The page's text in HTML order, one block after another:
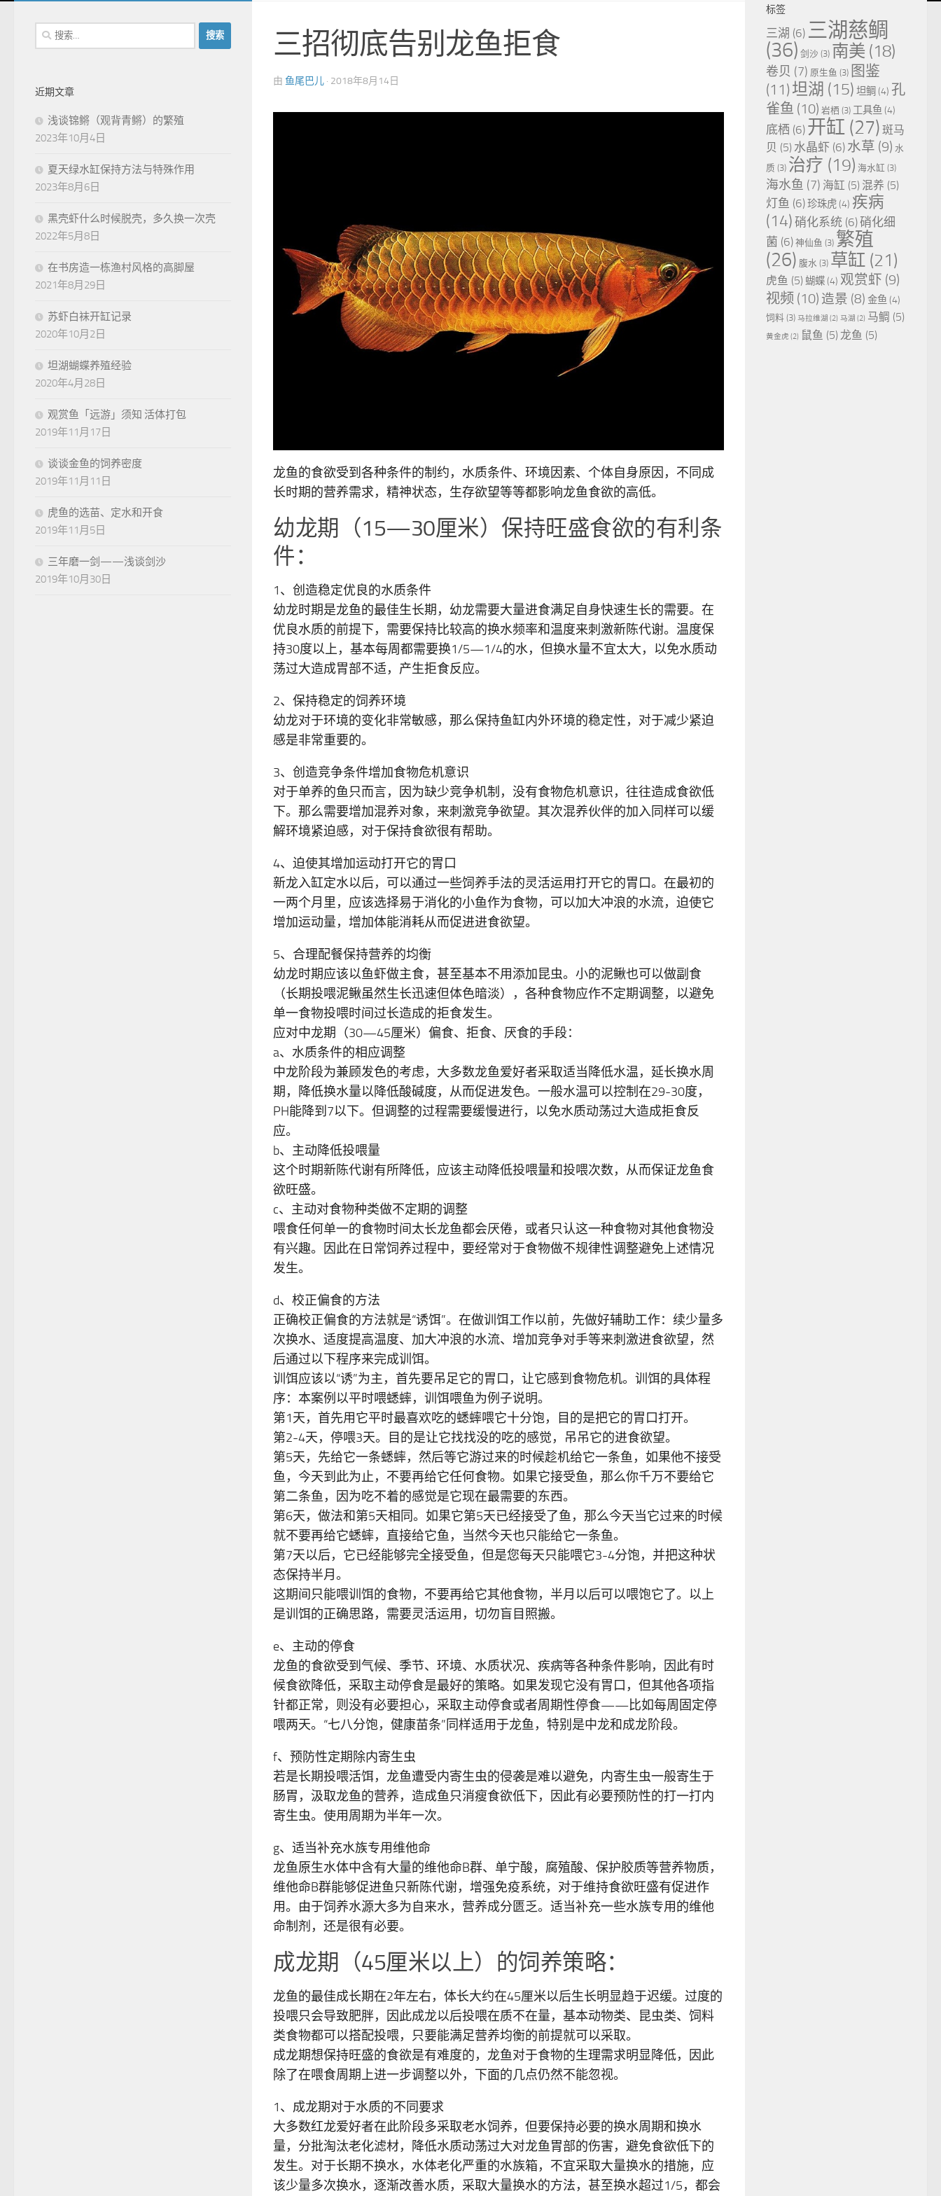
三招彻底告别龙鱼拒食
由 鱼尾巴儿 · 2018年8月14日
龙鱼的食欲受到各种条件的制约，水质条件、环境因素、个体自身原因，不同成
长时期的营养需求，精神状态，生存欲望等等都影响龙鱼食欲的高低。
幼龙期（15—30厘米）保持旺盛食欲的有利条
件：
1、创造稳定优良的水质条件
幼龙时期是龙鱼的最佳生长期，幼龙需要大量进食满足自身快速生长的需要。在
优良水质的前提下，需要保持比较高的换水频率和温度来刺激新陈代谢。温度保
持30度以上，基本每周都需要换1/5—1/4的水，但换水量不宜太大，以免水质动
荡过大造成胃部不适，产生拒食反应。
2、保持稳定的饲养环境
幼龙对于环境的变化非常敏感，那么保持鱼缸内外环境的稳定性，对于减少紧迫
感是非常重要的。
3、创造竞争条件增加食物危机意识
对于单养的鱼只而言，因为缺少竞争机制，没有食物危机意识，往往造成食欲低
下。那么需要增加混养对象，来刺激竞争欲望。其次混养伙伴的加入同样可以缓
解环境紧迫感，对于保持食欲很有帮助。
4、迫使其增加运动打开它的胃口
新龙入缸定水以后，可以通过一些饲养手法的灵活运用打开它的胃口。在最初的
一两个月里，应该选择易于消化的小鱼作为食物，可以加大冲浪的水流，迫使它
增加运动量，增加体能消耗从而促进进食欲望。
5、合理配餐保持营养的均衡
幼龙时期应该以鱼虾做主食，甚至基本不用添加昆虫。小的泥鳅也可以做副食
（长期投喂泥鳅虽然生长迅速但体色暗淡），各种食物应作不定期调整，以避免
单一食物投喂时间过长造成的拒食发生。
应对中龙期（30—45厘米）偏食、拒食、厌食的手段：
a、水质条件的相应调整
中龙阶段为兼顾发色的考虑，大多数龙鱼爱好者采取适当降低水温，延长换水周
期，降低换水量以降低酸碱度，从而促进发色。一般水温可以控制在29-30度，
PH能降到7以下。但调整的过程需要缓慢进行，以免水质动荡过大造成拒食反
应。
b、主动降低投喂量
这个时期新陈代谢有所降低，应该主动降低投喂量和投喂次数，从而保证龙鱼食
欲旺盛。
c、主动对食物种类做不定期的调整
喂食任何单一的食物时间太长龙鱼都会厌倦，或者只认这一种食物对其他食物没
有兴趣。因此在日常饲养过程中，要经常对于食物做不规律性调整避免上述情况
发生。
d、校正偏食的方法
正确校正偏食的方法就是“诱饵”。在做训饵工作以前，先做好辅助工作：续少量多
次换水、适度提高温度、加大冲浪的水流、增加竞争对手等来刺激进食欲望，然
后通过以下程序来完成训饵。
训饵应该以“诱”为主，首先要吊足它的胃口，让它感到食物危机。训饵的具体程
序：本案例以平时喂蟋蟀，训饵喂鱼为例子说明。
第1天，首先用它平时最喜欢吃的蟋蟀喂它十分饱，目的是把它的胃口打开。
第2-4天，停喂3天。目的是让它找找没的吃的感觉，吊吊它的进食欲望。
第5天，先给它一条蟋蟀，然后等它游过来的时候趁机给它一条鱼，如果他不接受
鱼，今天到此为止，不要再给它任何食物。如果它接受鱼，那么你千万不要给它
第二条鱼，因为吃不着的感觉是它现在最需要的东西。
第6天，做法和第5天相同。如果它第5天已经接受了鱼，那么今天当它过来的时候
就不要再给它蟋蟀，直接给它鱼，当然今天也只能给它一条鱼。
第7天以后，它已经能够完全接受鱼，但是您每天只能喂它3-4分饱，并把这种状
态保持半月。
这期间只能喂训饵的食物，不要再给它其他食物，半月以后可以喂饱它了。以上
是训饵的正确思路，需要灵活运用，切勿盲目照搬。
e、主动的停食
龙鱼的食欲受到气候、季节、环境、水质状况、疾病等各种条件影响，因此有时
候食欲降低，采取主动停食是最好的策略。如果发现它没有胃口，但其他各项指
针都正常，则没有必要担心，采取主动停食或者周期性停食——比如每周固定停
喂两天。“七八分饱，健康苗条”同样适用于龙鱼，特别是中龙和成龙阶段。
f、预防性定期除内寄生虫
若是长期投喂活饵，龙鱼遭受内寄生虫的侵袭是难以避免，内寄生虫一般寄生于
肠胃，汲取龙鱼的营养，造成鱼只消瘦食欲低下，因此有必要预防性的打一打内
寄生虫。使用周期为半年一次。
g、适当补充水族专用维他命
龙鱼原生水体中含有大量的维他命B群、单宁酸，腐殖酸、保护胶质等营养物质，
维他命B群能够促进鱼只新陈代谢，增强免疫系统，对于维持食欲旺盛有促进作
用。由于饲养水源大多为自来水，营养成分匮乏。适当补充一些水族专用的维他
命制剂，还是很有必要。
成龙期（45厘米以上）的饲养策略：
龙鱼的最佳成长期在2年左右，体长大约在45厘米以后生长明显趋于迟缓。过度的
投喂只会导致肥胖，因此成龙以后投喂在质不在量，基本动物类、昆虫类、饲料
类食物都可以搭配投喂，只要能满足营养均衡的前提就可以采取。
成龙期想保持旺盛的食欲是有难度的，龙鱼对于食物的生理需求明显降低，因此
除了在喂食周期上进一步调整以外，下面的几点仍然不能忽视。
1、成龙期对于水质的不同要求
大多数红龙爱好者在此阶段多采取老水饲养，但要保持必要的换水周期和换水
量，分批淘汰老化滤材，降低水质动荡过大对龙鱼胃部的伤害，避免食欲低下的
发生。对于长期不换水，水体老化严重的水族箱，不宜采取大量换水的措施，应
该少量多次换水，逐渐改善水质，采取大量换水的方法，甚至换水超过1/5，都会
搜
索：
近期文章
浅谈锦鳉（观背青鳉）的繁殖
2023年10月4日
夏天绿水缸保持方法与特殊作用
2023年8月6日
黑壳虾什么时候脱壳，多久换一次壳
2022年5月8日
在书房造一栋渔村风格的高脚屋
2021年8月29日
苏虾白袜开缸记录
2020年10月2日
坦湖蝴蝶养殖经验
2020年4月28日
观赏鱼「远游」须知 活体打包
2019年11月17日
谈谈金鱼的饲养密度
2019年11月11日
虎鱼的选苗、定水和开食
2019年11月5日
三年磨一剑——浅谈剑沙
2019年10月30日
标签
三湖 (6) 三湖慈鲷
(36) 剑沙 (3) 南美 (18)
卷贝 (7) 原生鱼 (3) 图鉴
(11) 坦湖 (15) 坦鲷 (4) 孔
雀鱼 (10) 岩栖 (3) 工具鱼 (4)
底栖 (6) 开缸 (27) 斑马
贝 (5) 水晶虾 (6) 水草 (9) 水
质 (3) 治疗 (19) 海水缸 (3)
海水鱼 (7) 海缸 (5) 混养 (5)
灯鱼 (6)珍珠虎(4) 疾病
(14) 硝化系统 (6)硝化细
菌 (6) 神仙鱼 (3) 繁殖
(26) 腹水 (3) 草缸 (21)
虎鱼 (5) 蝴蝶(4) 观赏虾 (9)
视频 (10) 造景 (8) 金鱼 (4)
饲料 (3) 马拉维湖 (2) 马湖 (2) 马鲷 (5)
黄金虎 (2) 鼠鱼 (5) 龙鱼 (5)